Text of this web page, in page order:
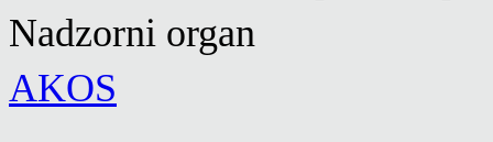
Nadzorni organ
AKOS